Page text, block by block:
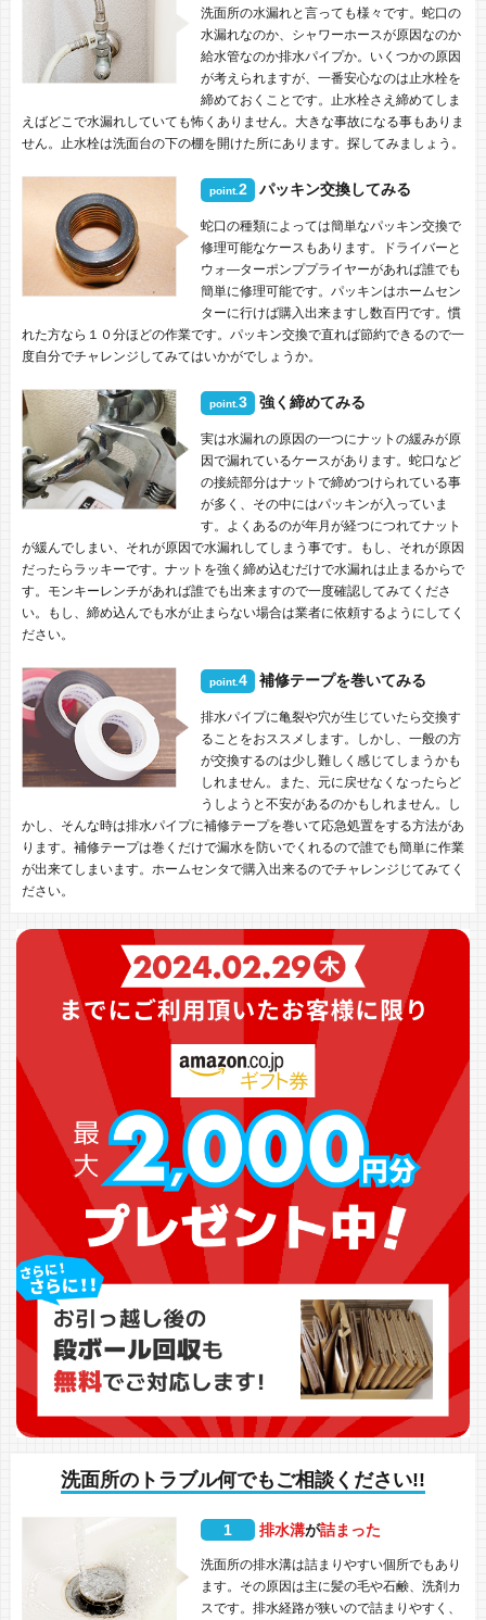
洗面所の水漏れと言っても様々です。蛇口の
水漏れなのか、シャワーホースが原因なのか
給水管なのか排水パイプか。いくつかの原因
が考えられますが、一番安心なのは止水栓を
締めておくことです。止水栓さえ締めてしま
えばどこで水漏れしていても怖くありません。大きな事故になる事もありま
せん。止水栓は洗面台の下の棚を開けた所にあります。探してみましょう。
point.2 パッキン交換してみる
蛇口の種類によっては簡単なパッキン交換で
修理可能なケースもあります。ドライバーと
ウォ―ターポンププライヤーがあれば誰でも
簡単に修理可能です。パッキンはホームセン
ターに行けば購入出来ますし数百円です。慣
れた方なら１０分ほどの作業です。パッキン交換で直れば節約できるので一
度自分でチャレンジしてみてはいかがでしょうか。
point.3 強く締めてみる
実は水漏れの原因の一つにナットの緩みが原
因で漏れているケースがあります。蛇口など
の接続部分はナットで締めつけられている事
が多く、その中にはパッキンが入っていま
す。よくあるのが年月が経つにつれてナット
が緩んでしまい、それが原因で水漏れしてしまう事です。もし、それが原因
だったらラッキーです。ナットを強く締め込むだけで水漏れは止まるからで
す。モンキーレンチがあれば誰でも出来ますので一度確認してみてくださ
い。もし、締め込んでも水が止まらない場合は業者に依頼するようにしてく
ださい。
point.4 補修テープを巻いてみる
排水パイプに亀裂や穴が生じていたら交換す
ることをおススメします。しかし、一般の方
が交換するのは少し難しく感じてしまうかも
しれません。また、元に戻せなくなったらど
うしようと不安があるのかもしれません。し
かし、そんな時は排水パイプに補修テープを巻いて応急処置をする方法があ
ります。補修テープは巻くだけで漏水を防いでくれるので誰でも簡単に作業
が出来てしまいます。ホームセンタで購入出来るのでチャレンジじてみてく
ださい。
洗面所のトラブル何でもご相談ください!!
1 排水溝が詰まった
洗面所の排水溝は詰まりやすい個所でもあり
ます。その原因は主に髪の毛や石鹸、洗剤カ
スです。排水経路が狭いので詰まりやすく、